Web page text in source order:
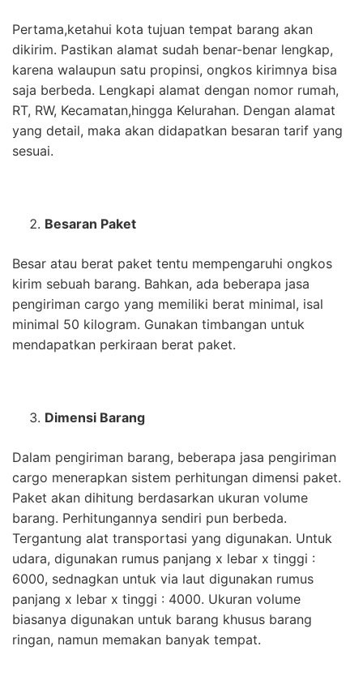
Pertama,ketahui kota tujuan tempat barang akan
dikirim. Pastikan alamat sudah benar-benar lengkap,
karena walaupun satu propinsi, ongkos kirimnya bisa
saja berbeda. Lengkapi alamat dengan nomor rumah,
RT, RW, Kecamatan,hingga Kelurahan. Dengan alamat
yang detail, maka akan didapatkan besaran tarif yang
sesuai.
Besaran Paket
Besar atau berat paket tentu mempengaruhi ongkos
kirim sebuah barang. Bahkan, ada beberapa jasa
pengiriman cargo yang memiliki berat minimal, isal
minimal 50 kilogram. Gunakan timbangan untuk
mendapatkan perkiraan berat paket.
Dimensi Barang
Dalam pengiriman barang, beberapa jasa pengiriman
cargo menerapkan sistem perhitungan dimensi paket.
Paket akan dihitung berdasarkan ukuran volume
barang. Perhitungannya sendiri pun berbeda.
Tergantung alat transportasi yang digunakan. Untuk
udara, digunakan rumus panjang x lebar x tinggi :
6000, sednagkan untuk via laut digunakan rumus
panjang x lebar x tinggi : 4000. Ukuran volume
biasanya digunakan untuk barang khusus barang
ringan, namun memakan banyak tempat.